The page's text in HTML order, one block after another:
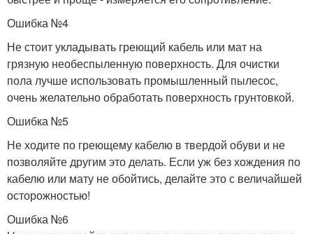
Ошибка №4
Не стоит укладывать греющий кабель или мат на
грязную необеспыленную поверхность. Для очистки
пола лучше использовать промышленный пылесос,
очень желательно обработать поверхность грунтовкой.
Ошибка №5
Не ходите по греющему кабелю в твердой обуви и не
позволяйте другим это делать. Если уж без хождения по
кабелю или мату не обойтись, делайте это с величайшей
осторожностью!
Ошибка №6